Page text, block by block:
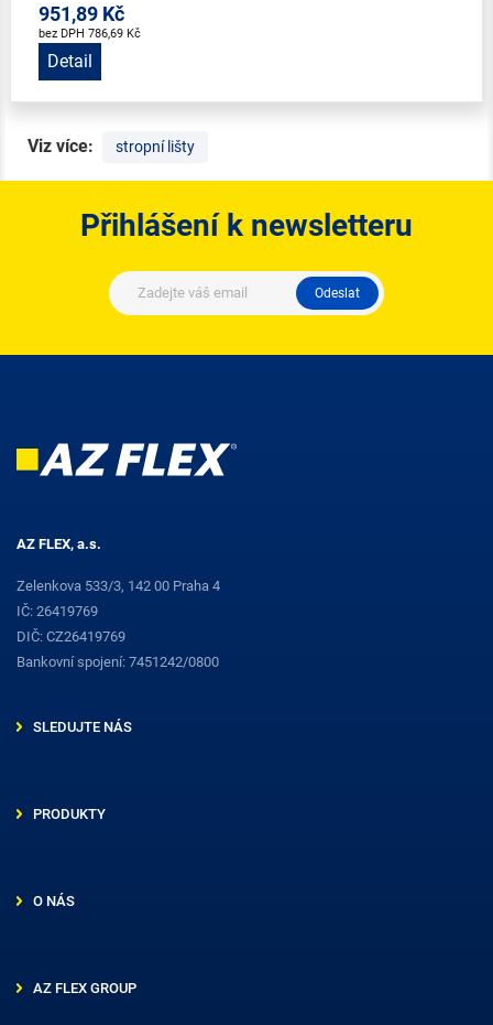
951,89 Kč
bez DPH 786,69 Kč
Detail
Viz více: stropní lišty
Přihlášení k newsletteru
Odeslat
AZ FLEX, a.s.
Zelenkova 533/3, 142 00 Praha 4
IČ: 26419769
DIČ: CZ26419769
Bankovní spojení: 7451242/0800
SLEDUJTE NÁS
PRODUKTY
O NÁS
AZ FLEX GROUP